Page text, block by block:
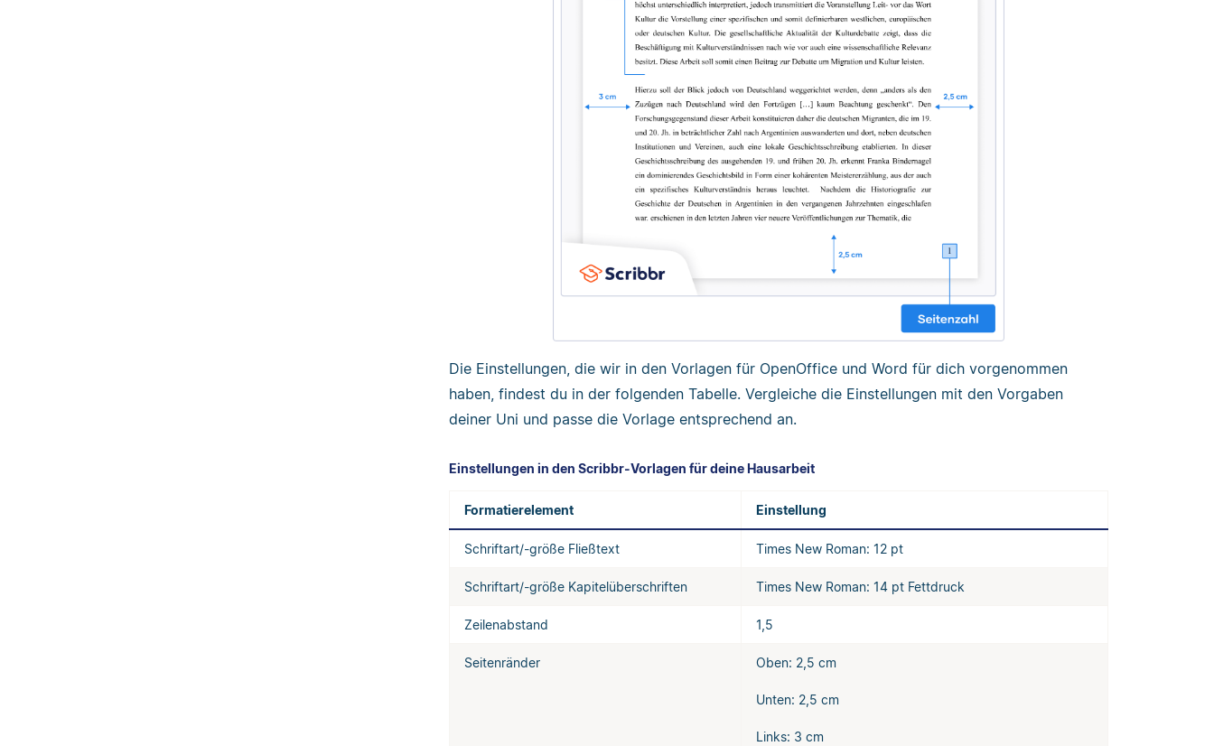
Die Einstellungen, die wir in den Vorlagen für OpenOffice und Word für dich vorgenommen
haben, findest du in der folgenden Tabelle. Vergleiche die Einstellungen mit den Vorgaben
deiner Uni und passe die Vorlage entsprechend an.
Einstellungen in den Scribbr-Vorlagen für deine Hausarbeit
Formatierelement Einstellung
Schriftart/-größe Fließtext Times New Roman: 12 pt
Schriftart/-größe Kapitelüberschriften Times New Roman: 14 pt Fettdruck
Zeilenabstand 1,5
Seitenränder Oben: 2,5 cm
Unten: 2,5 cm
Links: 3 cm